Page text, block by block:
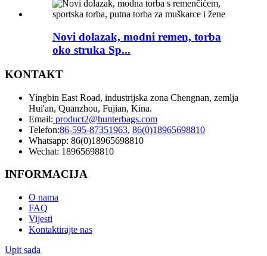
Novi dolazak, modni remen, torba
oko struka Sp...
KONTAKT
Yingbin East Road, industrijska zona Chengnan, zemlja
Hui'an, Quanzhou, Fujian, Kina.
Email: product2@hunterbags.com
Telefon:86-595-87351963, 86(0)18965698810
Whatsapp: 86(0)18965698810
Wechat: 18965698810
INFORMACIJA
O nama
FAQ
Vijesti
Kontaktirajte nas
Upit sada